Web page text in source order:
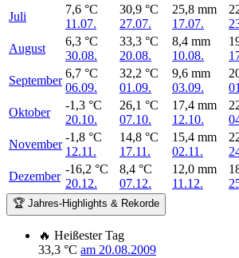
Juli
7,6 °C
11.07.
30,9 °C
27.07.
25,8 mm
17.07.
August
6,3 °C
30.08.
33,3 °C
20.08.
8,4 mm
10.08.
September
6,7 °C
06.09.
32,2 °C
01.09.
9,6 mm
03.09.
Oktober
-1,3 °C
20.10.
26,1 °C
07.10.
17,4 mm
12.10.
November
-1,8 °C
12.11.
14,8 °C
17.11.
15,4 mm
02.11.
Dezember
-16,2 °C
20.12.
8,4 °C
07.12.
12,0 mm
11.12.
🏆 Jahres-Highlights & Rekorde
🔥 Heißester Tag
33,3 °C am 20.08.2009